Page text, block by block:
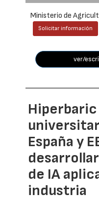
Ministerio de
Solicitar información
ver/
España y
de IA
industria